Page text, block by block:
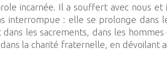
incarnée. Il a souffert avec nous
interrompue : elle se prolonge dans
dans les sacrements, dans les
la charité fraternelle, en dévoilant